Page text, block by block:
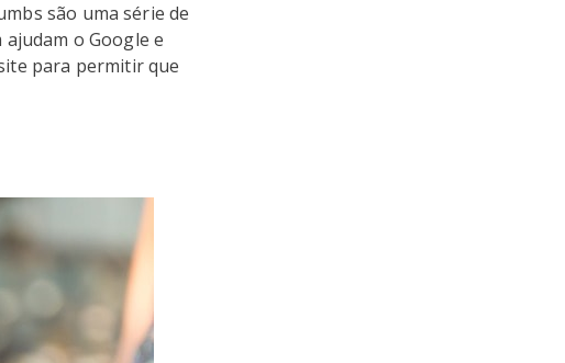
são uma série de
o Google e
para permitir que